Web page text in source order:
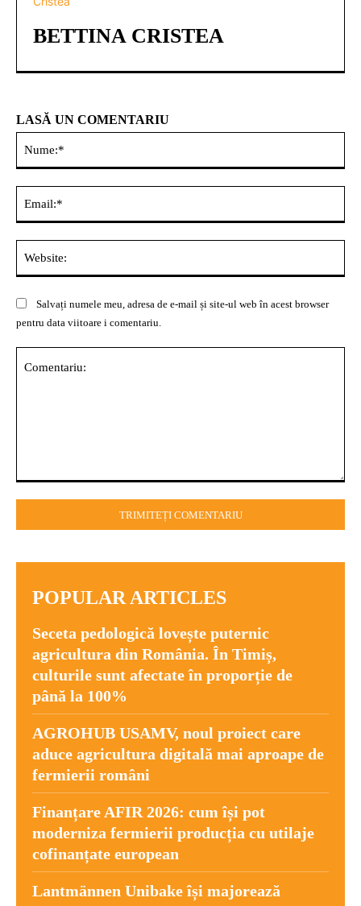
BETTINA CRISTEA
LASĂ UN COMENTARIU
Salvați numele meu, adresa de e-mail și site-ul web în acest browser
pentru data viitoare i comentariu.
POPULAR ARTICLES
Seceta pedologică lovește puternic
agricultura din România. În Timiș,
culturile sunt afectate în proporție de
până la 100%
AGROHUB USAMV, noul proiect care
aduce agricultura digitală mai aproape de
fermierii români
Finanțare AFIR 2026: cum își pot
moderniza fermierii producția cu utilaje
cofinanțate european
Lantmännen Unibake își majorează